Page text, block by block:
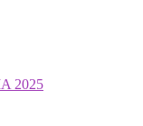
2025